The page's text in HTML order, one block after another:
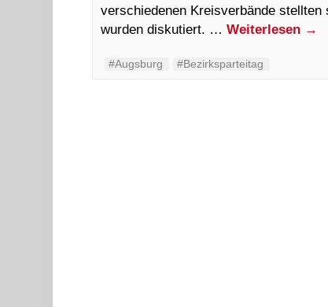
verschiedenen Kreisverbände
wurden diskutiert. …Weiterlesen →
#Augsburg #Bezirksparteitag